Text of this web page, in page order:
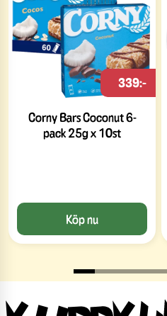
Corny Bars Coconut 6-
pack 25g x 10st
339:-
Köp nu